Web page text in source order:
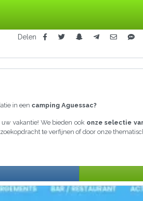
Delen
in een camping Aguessac?
vakantie! We bieden ook onze selectie
te verfijnen of door onze